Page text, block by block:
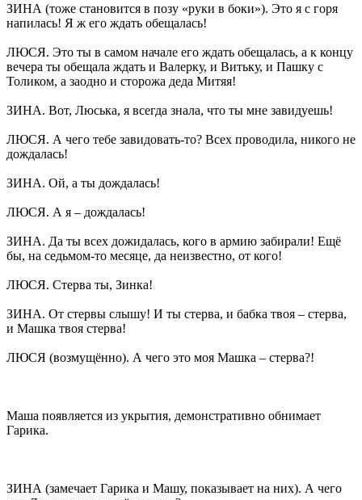
ЗИНА (тоже становится в позу «руки в боки»). Это я с горя
напилась! Я ж его ждать обещалась!
ЛЮСЯ. Это ты в самом начале его ждать обещалась, а к концу
вечера ты обещала ждать и Валерку, и Витьку, и Пашку с
Толиком, а заодно и сторожа деда Митяя!
ЗИНА. Вот, Люська, я всегда знала, что ты мне завидуешь!
ЛЮСЯ. А чего тебе завидовать-то? Всех проводила, никого не
дождалась!
ЗИНА. Ой, а ты дождалась!
ЛЮСЯ. А я – дождалась!
ЗИНА. Да ты всех дожидалась, кого в армию забирали! Ещё
бы, на седьмом-то месяце, да неизвестно, от кого!
ЛЮСЯ. Стерва ты, Зинка!
ЗИНА. От стервы слышу! И ты стерва, и бабка твоя – стерва,
и Машка твоя стерва!
ЛЮСЯ (возмущённо). А чего это моя Машка – стерва?!
Маша появляется из укрытия, демонстративно обнимает
Гарика.
ЗИНА (замечает Гарика и Машу, показывает на них). А чего